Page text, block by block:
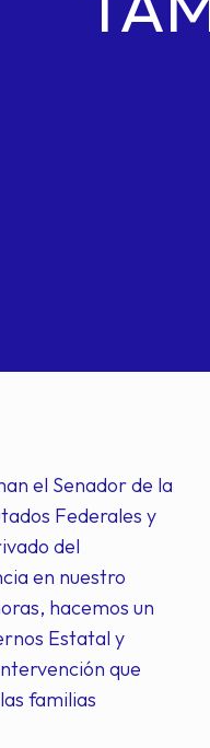
el Senador de la
Federales y
del
en nuestro
hacemos un
Estatal y
que
familias